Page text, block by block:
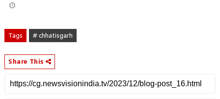
Tags # chhatisgarh
Share This